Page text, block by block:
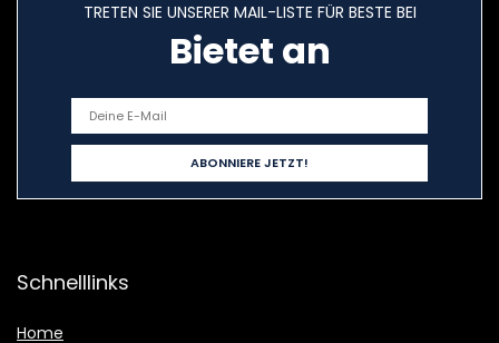
TRETEN SIE UNSERER MAIL-LISTE FÜR BESTE BEI
Bietet an
Schnelllinks
Home